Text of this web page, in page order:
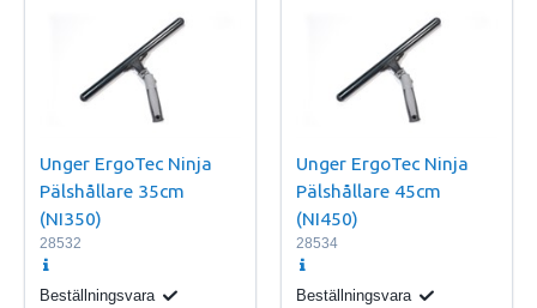
Unger ErgoTec Ninja
Pälshållare 35cm
(NI350)
28532
Beställningsvara
Unger ErgoTec Ninja
Pälshållare 45cm
(NI450)
28534
Beställningsvara